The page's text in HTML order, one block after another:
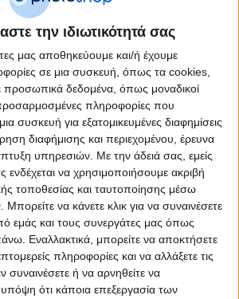
την ιδιωτικότητά σας
μας αποθηκεύουμε και/ή έχουμε
σε μια συσκευή, όπως τα cookies,
προσωπικά δεδομένα, όπως μοναδικοί
πληροφορίες που
συσκευή για εξατομικευμένες διαφημίσεις
διαφήμισης και περιεχομένου, έρευνα
υπηρεσιών. Με την άδειά σας, εμείς
ενδέχεται να χρησιμοποιήσουμε ακριβή
τοποθεσίας και ταυτοποίησης μέσω
να κάνετε κλικ για να συναινέσετε
εμάς και τους συνεργάτες μας όπως
Εναλλακτικά, μπορείτε να αποκτήσετε
πληροφορίες και να αλλάξετε τις
συναινέσετε ή να αρνηθείτε να
ότι κάποια επεξεργασία των
– €
ΕΠΑΝΑΦΟΡΆ